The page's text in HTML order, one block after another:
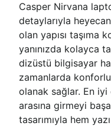
Casper Nirvana
detaylarıyla
olan yapısı taşıma
yanınızda kolayca
dizüstü bilgisayar
zamanlarda
olanak sağlar. En
arasına girmeyi
tasarımıyla hem